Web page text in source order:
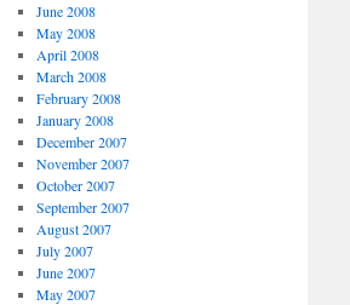
June 2008
May 2008
April 2008
March 2008
February 2008
January 2008
December 2007
November 2007
October 2007
September 2007
August 2007
July 2007
June 2007
May 2007